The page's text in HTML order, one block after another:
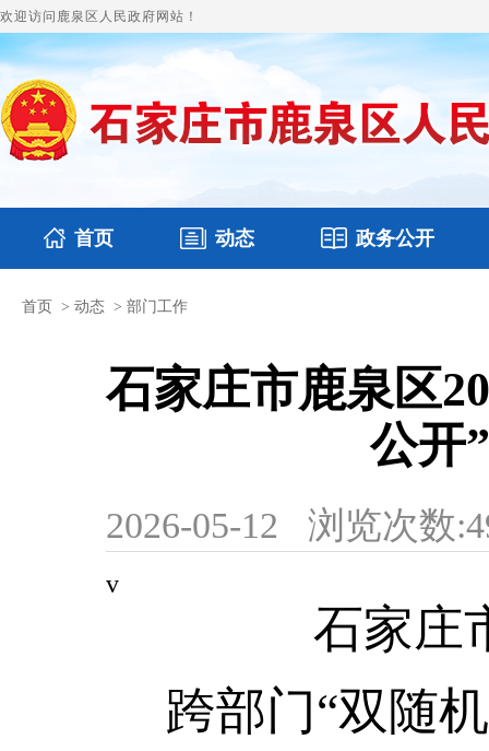
欢迎访问鹿泉区人民政府网站！
首页 动态
国务要闻
政务公开
本区文件
首页 > 动态 > 部门工作
石家庄市鹿泉区
公开
2026-05-12 浏览次数:
v
石家庄
跨部门“双随